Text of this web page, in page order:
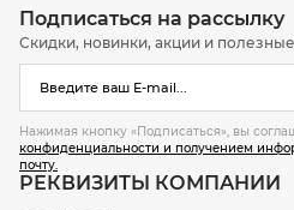
Подписаться на рассылку
Скидки, новинки, акции и
Нажимая кнопку «Подписаться», вы
конфиденциальности и получением
почту.
РЕКВИЗИТЫ КОМПАНИИ